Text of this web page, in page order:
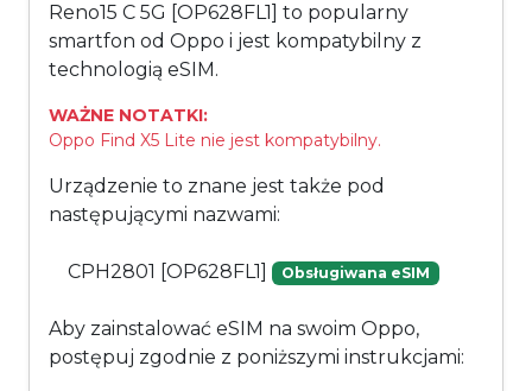
Reno15 C 5G [OP628FL1] to popularny
smartfon od Oppo i jest kompatybilny z
technologią eSIM.
WAŻNE NOTATKI:
Oppo Find X5 Lite nie jest kompatybilny.
Urządzenie to znane jest także pod
następującymi nazwami:
CPH2801 [OP628FL1] Obsługiwana eSIM
Aby zainstalować eSIM na swoim Oppo,
postępuj zgodnie z poniższymi instrukcjami: